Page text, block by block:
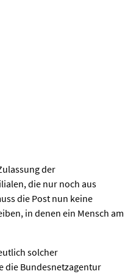
der
die nur noch aus
die Post nun keine
in denen ein Mensch am
solcher
die Bundesnetzagentur